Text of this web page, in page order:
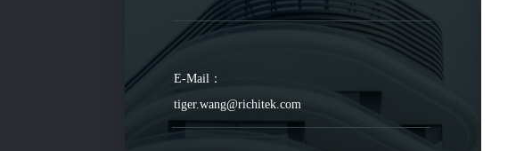
E-Mail：
tiger.wang@richitek.com